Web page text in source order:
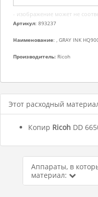
- изображение может не
Артикул: 893237
Наименование: , GRAY INK
Производитель: Ricoh
Этот расходный
Копир Ricoh DD
Аппараты, в
материал: